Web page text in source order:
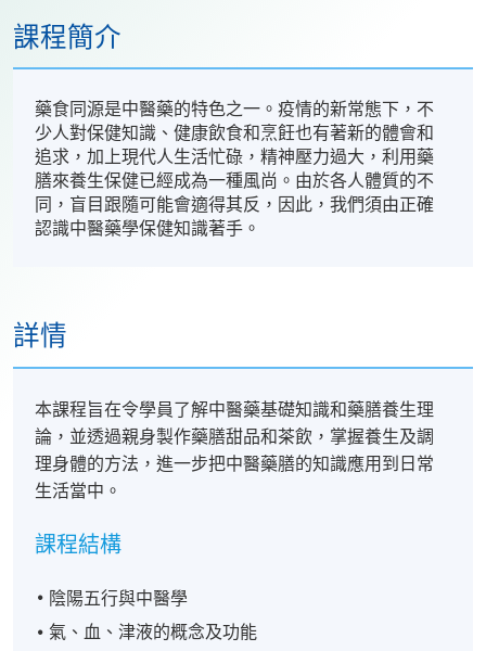
課程簡介
藥食同源是中醫藥的特色之一。疫情的新常態下，不
少人對保健知識、健康飲食和烹飪也有著新的體會和
追求，加上現代人生活忙碌，精神壓力過大，利用藥
膳來養生保健已經成為一種風尚。由於各人體質的不
同，盲目跟隨可能會適得其反，因此，我們須由正確
認識中醫藥學保健知識著手。
詳情
本課程旨在令學員了解中醫藥基礎知識和藥膳養生理
論，並透過親身製作藥膳甜品和茶飲，掌握養生及調
理身體的方法，進一步把中醫藥膳的知識應用到日常
生活當中。
課程結構
陰陽五行與中醫學
氣、血、津液的概念及功能